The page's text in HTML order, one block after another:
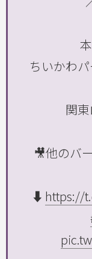
ちいかわ
関
🎥他のバ
⬇️ https://